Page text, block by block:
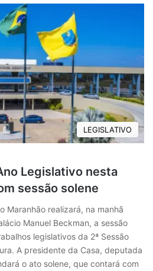
LEGISLATIVO
Legislativo nesta
sessão solene
Maranhão realizará, na manhã
Manuel Beckman, a sessão
legislativos da 2ª Sessão
A presidente da Casa, deputada
o ato solene, que contará com